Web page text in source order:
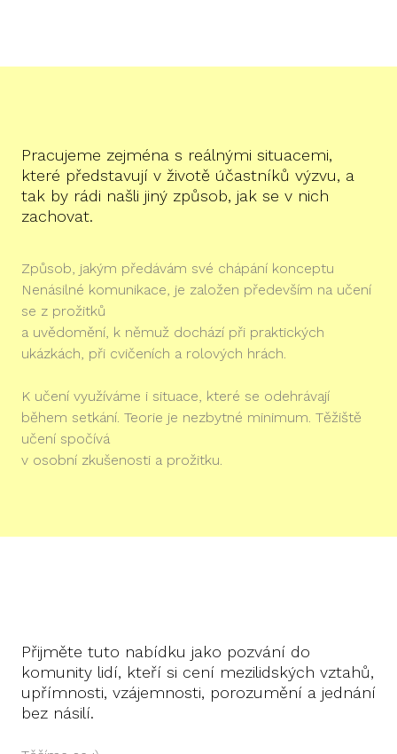
Pracujeme zejména s reálnými situacemi,
které představují v životě účastníků výzvu, a
tak by rádi našli jiný způsob, jak se v nich
zachovat.
Způsob, jakým předávám své chápání konceptu
Nenásilné komunikace, je založen především na učení
se z prožitků
a uvědomění, k němuž dochází při praktických
ukázkách, při cvičeních a rolových hrách.
K učení využíváme i situace, které se odehrávají
během setkání. Teorie je nezbytné minimum. Těžiště
učení spočívá
v osobní zkušenosti a prožitku.
Přijměte tuto nabídku jako pozvání do
komunity lidí, kteří si cení mezilidských vztahů,
upřímnosti, vzájemnosti, porozumění a jednání
bez násilí.